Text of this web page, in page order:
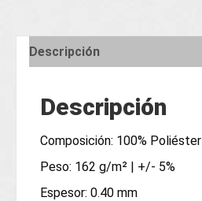
Descripción
Descripción
Composición: 100% Poliéster
Peso: 162 g/m² | +/- 5%
Espesor: 0.40 mm